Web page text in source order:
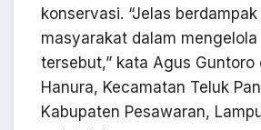
konservasi. “Jelas
masyarakat dalam
tersebut,” kata Agus Guntoro
Hanura, Kecamatan Teluk
Kabupaten Pesawaran,